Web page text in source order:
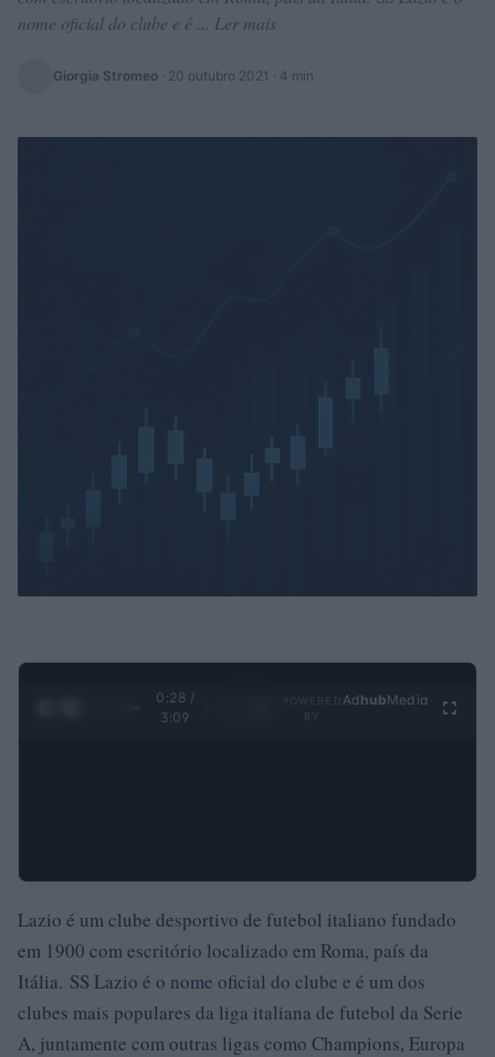
nome oficial do clube e é ... Ler mais
Giorgia Stromeo · 20 outubro 2021 · 4 min
0:29 /
3:09
Ad hubMedia
Lazio é um clube desportivo de futebol italiano fundado
em 1900 com escritório localizado em Roma, país da
Itália. SS Lazio é o nome oficial do clube e é um dos
clubes mais populares da liga italiana de futebol da Serie
A, juntamente com outras ligas como Champions, Europa